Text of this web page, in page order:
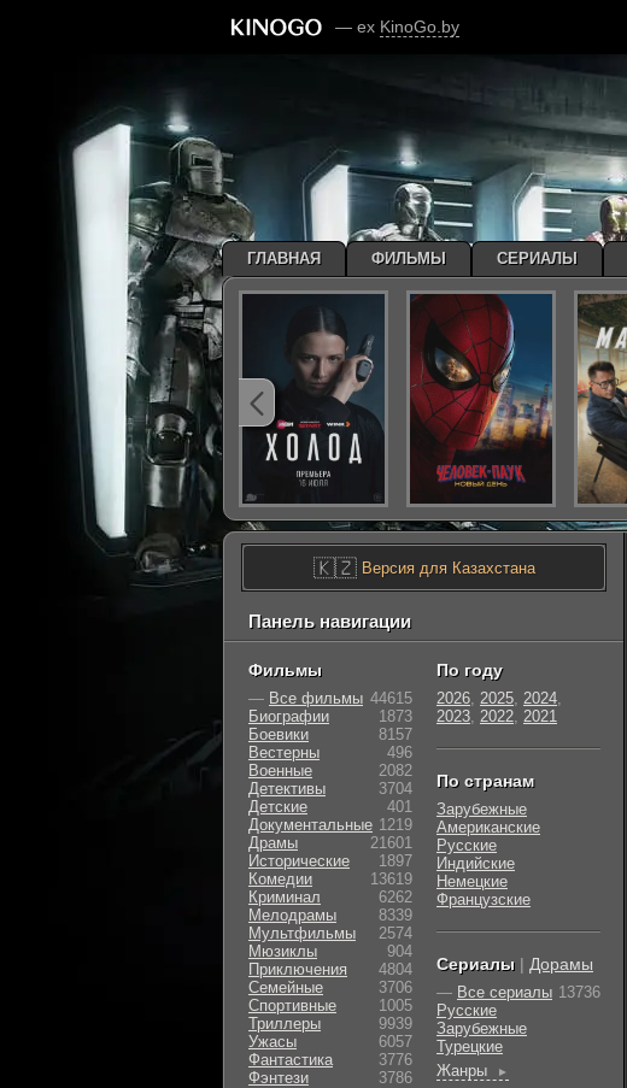
— ex KinoGo.by
🇰🇿Версия для Казахстана
Панель навигации
Фильмы
— Все фильмы 44615
Биографии
1873
Боевики
8157
Вестерны
496
Военные
2082
Детективы
3704
Детские
401
Документальные 1219
Драмы
21601
Исторические
1897
Комедии
13619
Криминал
6262
Мелодрамы
8339
Мультфильмы
2574
Мюзиклы
904
Приключения
4804
Семейные
3706
Cпортивные
1005
Триллеры
9939
Ужасы
6057
Фантастика
3776
Фэнтези
3786
По году
2026, 2025, 2024,
2023, 2022, 2021
По странам
Зарубежные
Американские
Русские
Индийские
Немецкие
Французские
Сериалы | Дорамы
— Все сериалы 13736
Русские
Зарубежные
Турецкие
Жанры
►
ГЛАВНАЯ ФИЛЬМЫ СЕРИАЛЫ